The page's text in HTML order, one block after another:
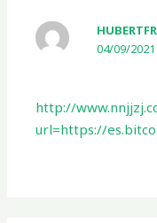
04/09/2021
http://
url=https://